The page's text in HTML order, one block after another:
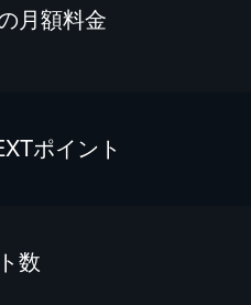
⽉額料金
ポイント
数